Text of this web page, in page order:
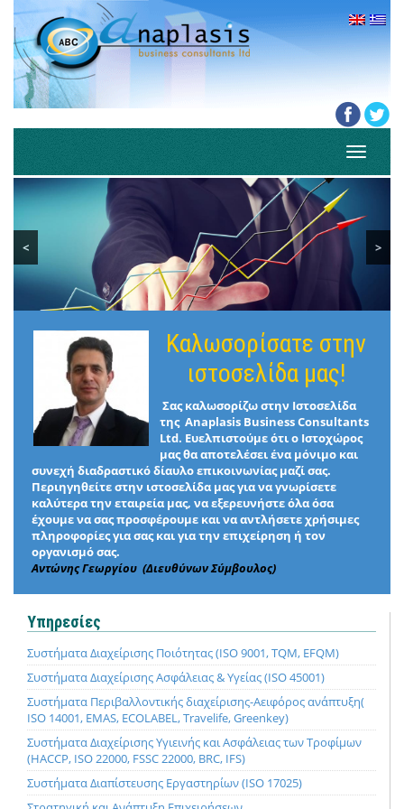
Toggle
< >
Καλωσορίσατε στην
ιστοσελίδα μας!
Σας καλωσορίζω στην Ιστοσελίδα
της Anaplasis Business Consultants
Ltd. Ευελπιστούμε ότι ο Ιστοχώρος
μας θα αποτελέσει ένα μόνιμο και
συνεχή διαδραστικό δίαυλο επικοινωνίας μαζί σας.
Περιηγηθείτε στην ιστοσελίδα μας για να γνωρίσετε
καλύτερα την εταιρεία μας, να εξερευνήστε όλα όσα
έχουμε να σας προσφέρουμε και να αντλήσετε χρήσιμες
πληροφορίες για σας και για την επιχείρηση ή τον
οργανισμό σας.
Αντώνης Γεωργίου (Διευθύνων Σύμβουλος)
Υπηρεσίες
Συστήματα Διαχείρισης Ποιότητας (ISO 9001, TQM, EFQM)
Συστήματα Διαχείρισης Ασφάλειας & Υγείας (ISO 45001)
Συστήματα Περιβαλλοντικής διαχείρισης-Αειφόρος ανάπτυξη(
ISO 14001, EMAS, ECOLABEL, Travelife, Greenkey)
Συστήματα Διαχείρισης Υγιεινής και Ασφάλειας των Τροφίμων
(HACCP, ISO 22000, FSSC 22000, BRC, IFS)
Συστήματα Διαπίστευσης Εργαστηρίων (ISO 17025)